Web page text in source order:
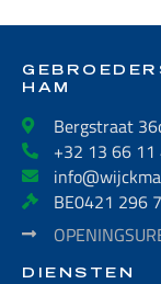
HAM
Bergstraat
+32 13 66 11
BE0421 296
DIENSTEN